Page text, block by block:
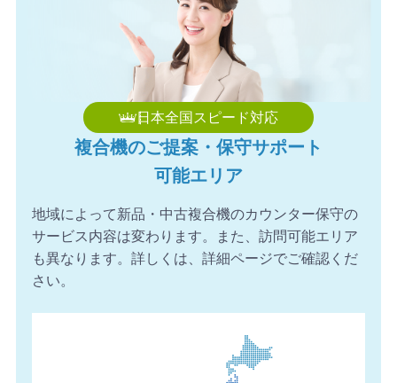
ました。ありがとうございます。
2026年8月6日 17:21
【埼玉県】コピー機 Canon 導入のお問い合わせを頂きま
した。ありがとうございます。
2026年8月6日 17:06
【滋賀県】コピー機 FUJIFILM 導入のお問い合わせを頂き
ました。ありがとうございます。
を頂きました。ありがとうございます。
2026年8月6日 16:54
【千葉県】複合機 Canon 導入のお問い合わせを頂きまし
た。ありがとうございます。
2026年8月6日 16:02
【埼玉県】コピー機 SHARP 導入のお問い合わせを頂きま
日本全国スピード対応
複合機のご提案・保守サポート
可能エリア
地域によって新品・中古複合機のカウンター保守の
サービス内容は変わります。また、訪問可能エリア
も異なります。詳しくは、詳細ページでご確認くだ
さい。